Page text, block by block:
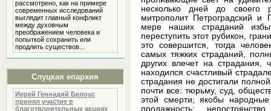
рассмотрено, как на примере
современных исследований
выглядит главный конфликт
между духовным
преображением человека и
попыткой сохранить или
продлить существов...
Слуцкая епархия
Иерей Геннадий Белоус
принял участие в
благотворительных акциях
несколько дней до своего
митрополит Петроградский и
мере наших страданий
переступить этот рубикон,
это совершится, тогда
самых тяжких страданий,
других влечет на страдания,
находился счастливый
страдания не достигали
почти все: тюрьму, суд,
этой смерти; якобы
продажность;